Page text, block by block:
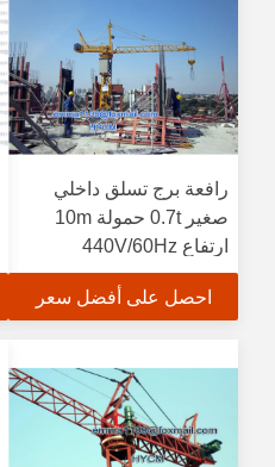
رافعة برج تسلق داخلي
صغير 0.7t حمولة 10m
ارتفاع 440V/60Hz
مواصفات
احصل على أفضل سعر